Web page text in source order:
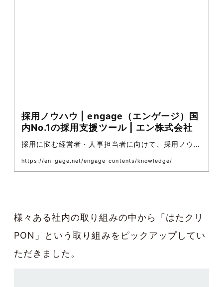
採用ノウハウ | engage（エンゲージ）国
内No.1の採用支援ツール | エン株式会社
採用に悩む経営者・人事担当者に向けて、採用ノウハ
をキャッチし、自社で活かすための具体的な方法をお
https://en-gage.net/engage-contents/knowledge/
様々ある社内の取り組みの中から「はたクリ
PON」という取り組みをピックアップしてい
ただきました。